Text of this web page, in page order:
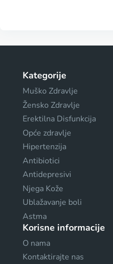
Kategorije
Muško Zdravlje
Žensko Zdravlje
Erektilna Disfunkcija
Opće zdravlje
Hipertenzija
Antibiotici
Antidepresivi
Njega Kože
Ublažavanje boli
Astma
Korisne informacije
O nama
Kontaktirajte nas